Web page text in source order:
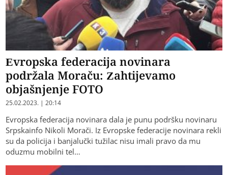
Evropska federacija novinara
podržala Moraču: Zahtijevamo
objašnjenje FOTO
25.02.2023. | 20:14
Evropska federacija novinara dala je punu podršku novinaru
Srpskainfo Nikoli Morači. Iz Evropske federacije novinara rekli
su da policija i banjalučki tužilac nisu imali pravo da mu
oduzmu mobilni tel…